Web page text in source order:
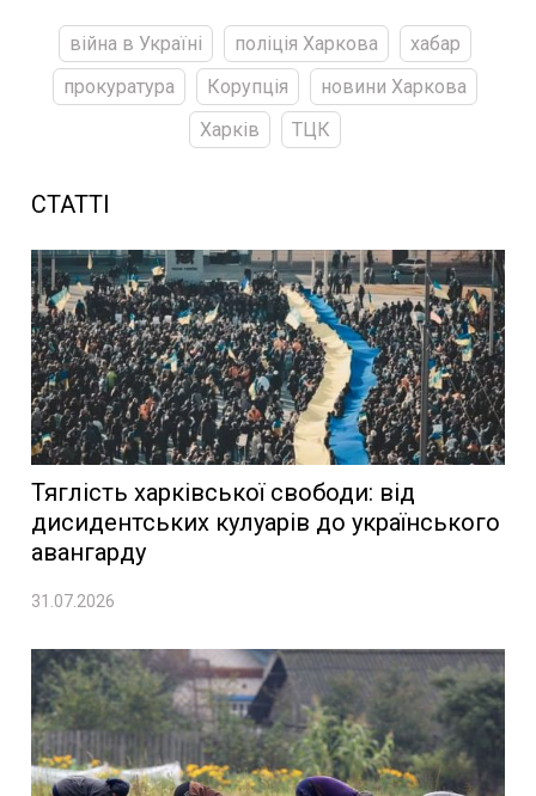
війна в Україні поліція Харкова
хабар
прокуратура
Корупція
новини Харкова
Харків
ТЦК
СТАТТІ
Тяглість харківської свободи: від
дисидентських кулуарів до українського
авангарду
31.07.2026